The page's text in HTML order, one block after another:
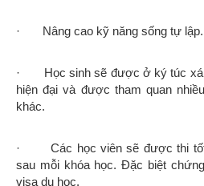
· Nâng cao kỹ năng sống tự lập.
· Học sinh sẽ được ở ký túc xá
hiện đại và được tham quan
khác.
· Các học viên sẽ được thi tốt
sau mỗi khóa học. Đặc biệt
visa du học.